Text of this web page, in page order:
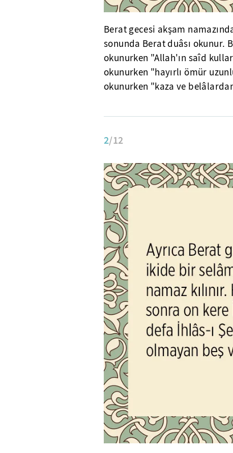
Berat gecesi akşam
sonunda Berat duâsı okunur.
okunurken "Allah'ın saîd
okunurken "hayırlı ömür
okunurken "kaza ve
2/12